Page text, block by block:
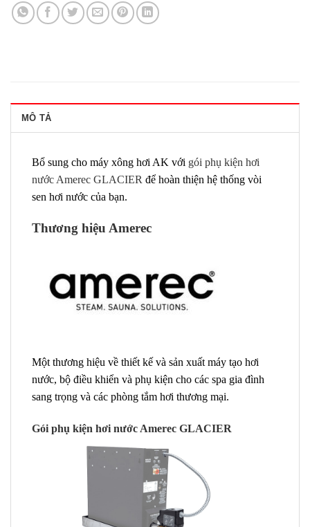
MÔ TẢ
Bổ sung cho máy xông hơi AK với gói phụ kiện hơi
nước Amerec GLACIER để hoàn thiện hệ thống vòi
sen hơi nước của bạn.
Thương hiệu Amerec
Một thương hiệu về thiết kế và sản xuất máy tạo hơi
nước, bộ điều khiển và phụ kiện cho các spa gia đình
sang trọng và các phòng tắm hơi thương mại.
Gói phụ kiện hơi nước Amerec GLACIER